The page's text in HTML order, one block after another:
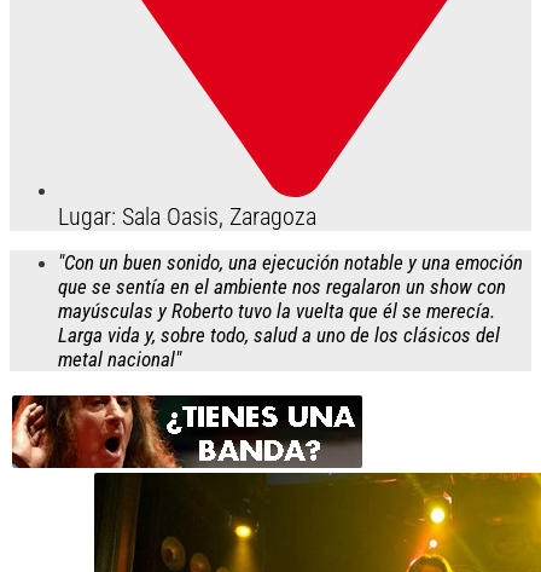
Lugar: Sala Oasis, Zaragoza
"Con un buen sonido, una ejecución notable y una emoción
que se sentía en el ambiente nos regalaron un show con
mayúsculas y Roberto tuvo la vuelta que él se merecía.
Larga vida y, sobre todo, salud a uno de los clásicos del
metal nacional"